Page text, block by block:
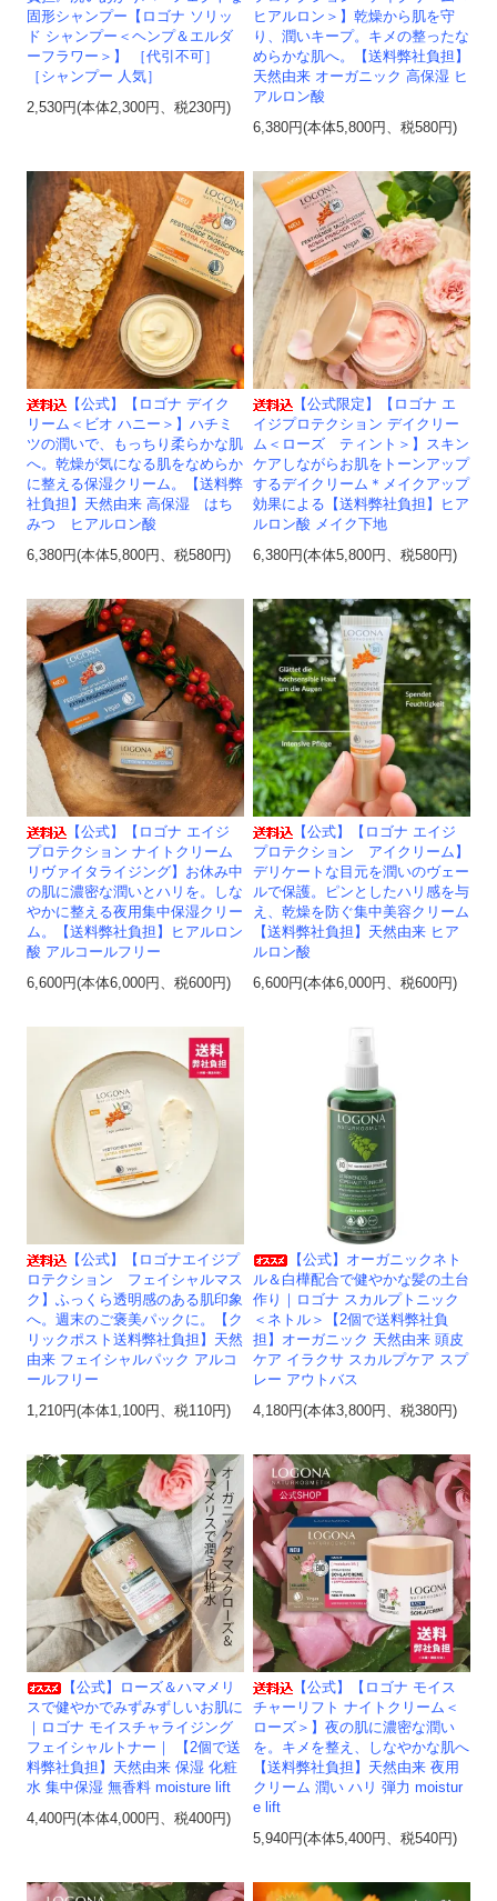
固形シャンプー【ロゴナ ソリッ
ド シャンプー＜ヘンプ＆エルダ
ーフラワー＞】 ［代引不可］
［シャンプー 人気］
2,530円(本体2,300円、税230円)
ヒアルロン＞】乾燥から肌を守
り、潤いキープ。キメの整ったな
めらかな肌へ。【送料弊社負担】
天然由来 オーガニック 高保湿 ヒ
アルロン酸
6,380円(本体5,800円、税580円)
【公式】【ロゴナ デイク
リーム＜ビオ ハニー＞】ハチミ
ツの潤いで、もっちり柔らかな肌
へ。乾燥が気になる肌をなめらか
に整える保湿クリーム。【送料弊
社負担】天然由来 高保湿 はち
みつ ヒアルロン酸
6,380円(本体5,800円、税580円)
【公式限定】【ロゴナ エ
イジプロテクション デイクリー
ム＜ローズ ティント＞】スキン
ケアしながらお肌をトーンアップ
するデイクリーム＊メイクアップ
効果による【送料弊社負担】ヒア
ルロン酸 メイク下地
6,380円(本体5,800円、税580円)
【公式】【ロゴナ エイジ
プロテクション ナイトクリーム
リヴァイタライジング】お休み中
の肌に濃密な潤いとハリを。しな
やかに整える夜用集中保湿クリー
ム。【送料弊社負担】ヒアルロン
酸 アルコールフリー
6,600円(本体6,000円、税600円)
【公式】【ロゴナ エイジ
プロテクション アイクリーム】
デリケートな目元を潤いのヴェー
ルで保護。ピンとしたハリ感を与
え、乾燥を防ぐ集中美容クリーム
【送料弊社負担】天然由来 ヒア
ルロン酸
6,600円(本体6,000円、税600円)
【公式】【ロゴナエイジプ
ロテクション フェイシャルマス
ク】ふっくら透明感のある肌印象
へ。週末のご褒美パックに。【ク
リックポスト送料弊社負担】天然
由来 フェイシャルパック アルコ
ールフリー
1,210円(本体1,100円、税110円)
【公式】オーガニックネト
ル＆白樺配合で健やかな髪の土台
作り｜ロゴナ スカルプトニック
＜ネトル＞【2個で送料弊社負
担】オーガニック 天然由来 頭皮
ケア イラクサ スカルプケア スプ
レー アウトバス
4,180円(本体3,800円、税380円)
【公式】ローズ＆ハマメリ
スで健やかでみずみずしいお肌に
｜ロゴナ モイスチャライジング
フェイシャルトナー｜ 【2個で送
料弊社負担】天然由来 保湿 化粧
水 集中保湿 無香料 moisture lift
4,400円(本体4,000円、税400円)
【公式】【ロゴナ モイス
チャーリフト ナイトクリーム＜
ローズ＞】夜の肌に濃密な潤い
を。キメを整え、しなやかな肌へ
【送料弊社負担】天然由来 夜用
クリーム 潤い ハリ 弾力 moistur
e lift
5,940円(本体5,400円、税540円)